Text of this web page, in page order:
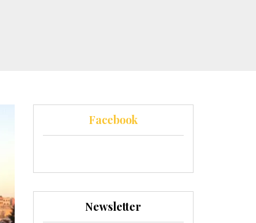
Facebook
Newsletter